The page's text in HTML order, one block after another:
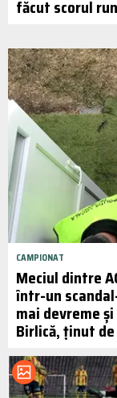
făcut scorul
CAMPIONAT
Meciul dintre
într-un
mai devreme
Birlică, ținut